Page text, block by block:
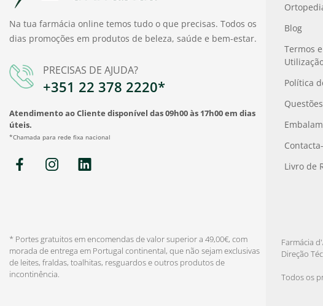
Na tua farmácia online temos tudo o que precisas. Todos os
dias promoções em produtos de beleza, saúde e bem-estar.
PRECISAS DE AJUDA?
+351 22 378 2220*
Atendimento ao Cliente disponível das 09h00 às 17h00 em dias
úteis.
*Chamada para rede fixa nacional
Blog
Termos
Política
Livro de
* Portes gratuitos em encomendas de valor superior a 49,00€, com
morada de entrega em Portugal continental, que não sejam exclusivas
de leites, fraldas, toalhitas, resguardos e outros produtos de
incontinência.
Farmácia
Direção
Todos os